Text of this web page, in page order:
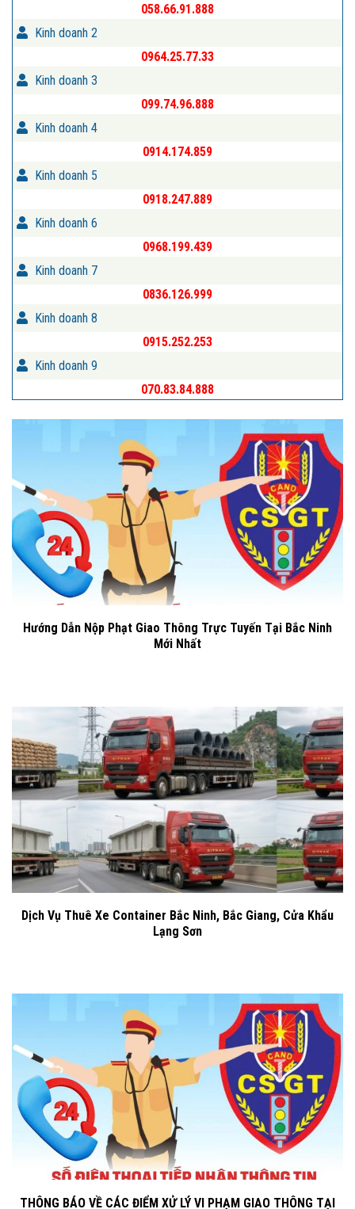
058.66.91.888
Kinh doanh 2
0964.25.77.33
Kinh doanh 3
099.74.96.888
Kinh doanh 4
0914.174.859
Kinh doanh 5
0918.247.889
Kinh doanh 6
0968.199.439
Kinh doanh 7
0836.126.999
Kinh doanh 8
0915.252.253
Kinh doanh 9
070.83.84.888
Hướng Dẫn Nộp Phạt Giao Thông Trực Tuyến Tại Bắc Ninh
Mới Nhất
Dịch Vụ Thuê Xe Container Bắc Ninh, Bắc Giang, Cửa Khẩu
Lạng Sơn
THÔNG BÁO VỀ CÁC ĐIỂM XỬ LÝ VI PHẠM GIAO THÔNG TẠI